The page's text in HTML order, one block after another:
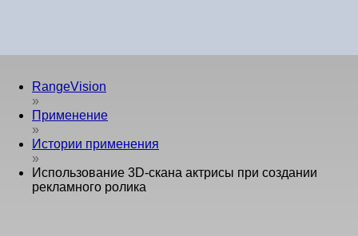
RangeVision
»
Применение
»
Истории применения
»
Использование 3D-скана актрисы при создании
рекламного ролика